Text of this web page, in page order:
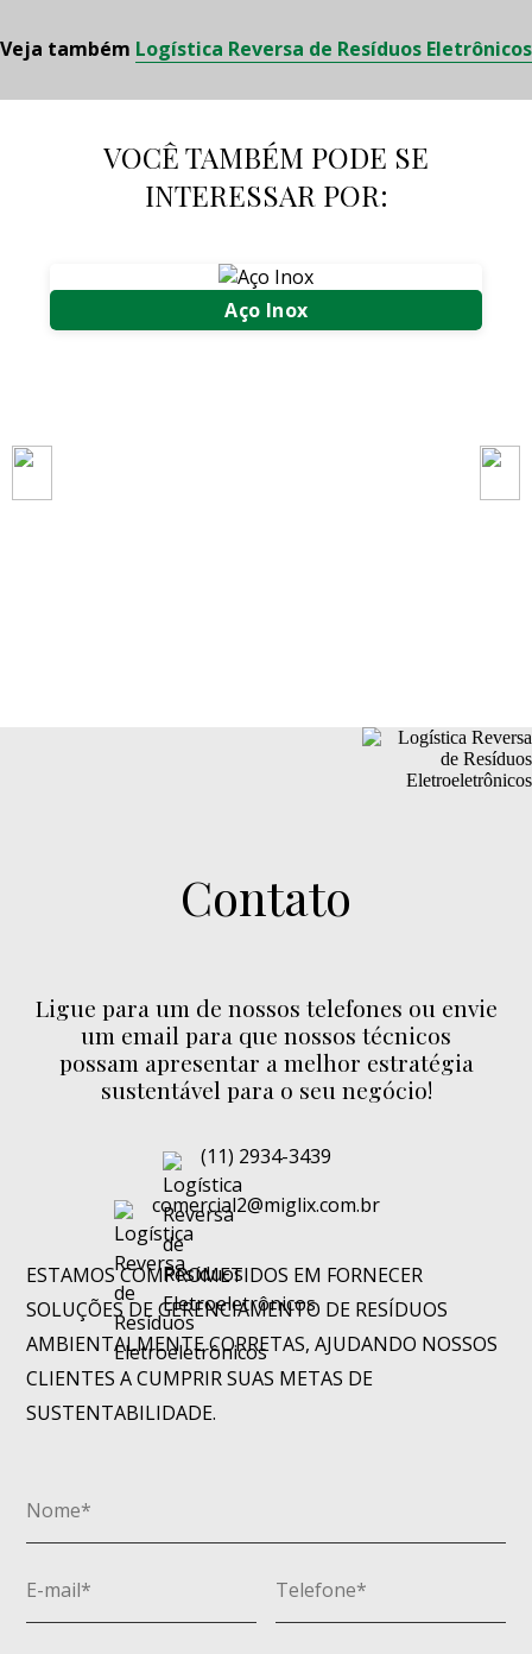
Veja também Logística Reversa de Resíduos Eletrônicos
VOCÊ TAMBÉM PODE SE
INTERESSAR POR:
Aço Inox
Contato
Ligue para um de nossos telefones ou envie
um email para que nossos técnicos
possam apresentar a melhor estratégia
sustentável para o seu negócio!
(11) 2934-3439
comercial2@miglix.com.br
ESTAMOS COMPROMETIDOS EM FORNECER
SOLUÇÕES DE GERENCIAMENTO DE RESÍDUOS
AMBIENTALMENTE CORRETAS, AJUDANDO NOSSOS
CLIENTES A CUMPRIR SUAS METAS DE
SUSTENTABILIDADE.